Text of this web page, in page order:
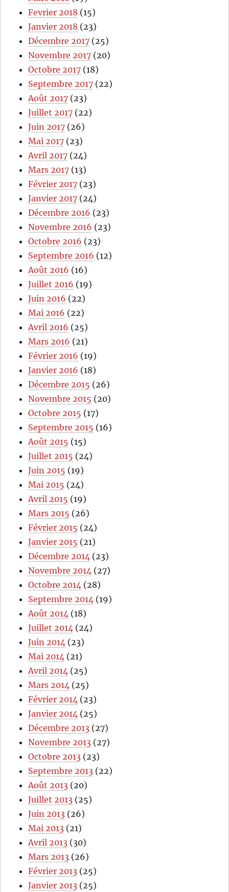
Fevrier 2018 (15)
Janvier 2018 (23)
Décembre 2017 (25)
Novembre 2017 (20)
Octobre 2017 (18)
Septembre 2017 (22)
Août 2017 (23)
Juillet 2017 (22)
Juin 2017 (26)
Mai 2017 (23)
Avril 2017 (24)
Mars 2017 (13)
Février 2017 (23)
Janvier 2017 (24)
Décembre 2016 (23)
Novembre 2016 (23)
Octobre 2016 (23)
Septembre 2016 (12)
Août 2016 (16)
Juillet 2016 (19)
Juin 2016 (22)
Mai 2016 (22)
Avril 2016 (25)
Mars 2016 (21)
Février 2016 (19)
Janvier 2016 (18)
Décembre 2015 (26)
Novembre 2015 (20)
Octobre 2015 (17)
Septembre 2015 (16)
Août 2015 (15)
Juillet 2015 (24)
Juin 2015 (19)
Mai 2015 (24)
Avril 2015 (19)
Mars 2015 (26)
Février 2015 (24)
Janvier 2015 (21)
Décembre 2014 (23)
Novembre 2014 (27)
Octobre 2014 (28)
Septembre 2014 (19)
Août 2014 (18)
Juillet 2014 (24)
Juin 2014 (23)
Mai 2014 (21)
Avril 2014 (25)
Mars 2014 (25)
Février 2014 (23)
Janvier 2014 (25)
Décembre 2013 (27)
Novembre 2013 (27)
Octobre 2013 (23)
Septembre 2013 (22)
Août 2013 (20)
Juillet 2013 (25)
Juin 2013 (26)
Mai 2013 (21)
Avril 2013 (30)
Mars 2013 (26)
Février 2013 (25)
Janvier 2013 (25)